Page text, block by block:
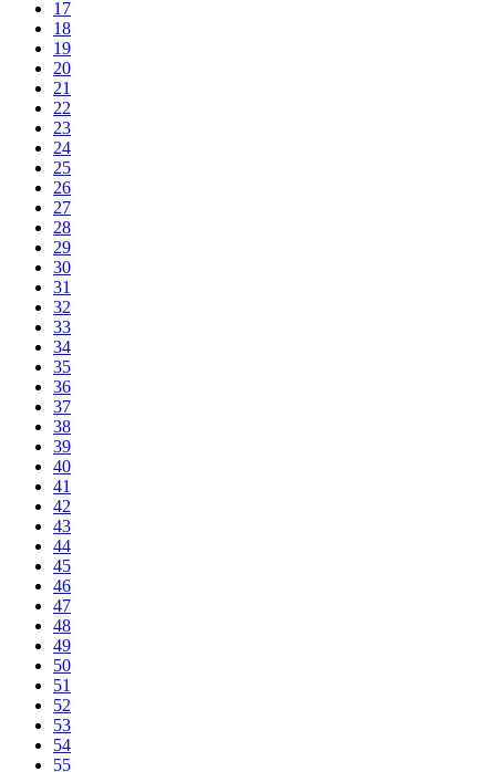
17
18
19
20
21
22
23
24
25
26
27
28
29
30
31
32
33
34
35
36
37
38
39
40
41
42
43
44
45
46
47
48
49
50
51
52
53
54
55